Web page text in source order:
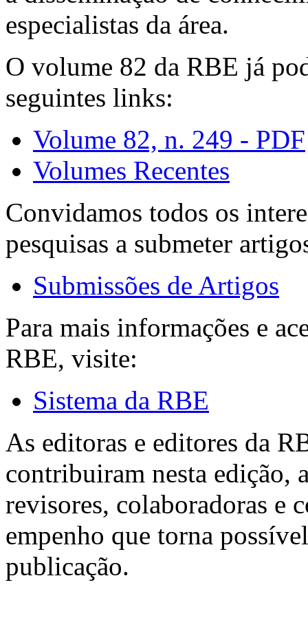
especialistas da área.
O volume 82 da RBE já
seguintes links:
Volume 82, n. 249 - PDF
Volumes Recentes
Convidamos todos os
pesquisas a submeter
Submissões de Artigos
Para mais informações e
RBE, visite:
Sistema da RBE
As editoras e editores da
contribuiram nesta edição,
revisores, colaboradoras e
empenho que torna
publicação.